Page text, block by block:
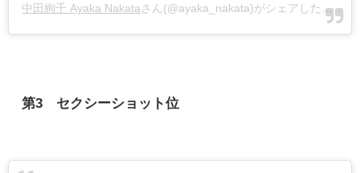
中田絢千 Ayaka Nakataさん(@ayaka_nakata)がシェアした投稿 -
第3 セクシーショット位